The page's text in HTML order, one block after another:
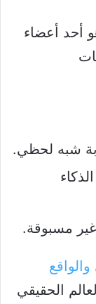
أحد أعضاء
شبه لحظي.
غير مسبوقة.
الحقيقي